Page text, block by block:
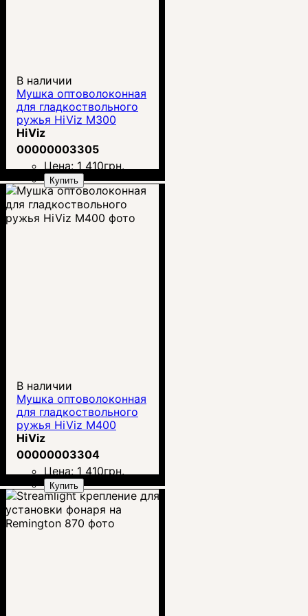
В наличии
Мушка оптоволоконная
для гладкоствольного
ружья HiViz M300
HiViz
00000003305
Цена: 1 410грн.
Купить
В наличии
Мушка оптоволоконная
для гладкоствольного
ружья HiViz M400
HiViz
00000003304
Цена: 1 410грн.
Купить